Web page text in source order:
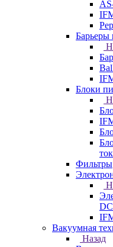
Барьеры
Блоки
Фильтры
DC
Вакуумная
Назад